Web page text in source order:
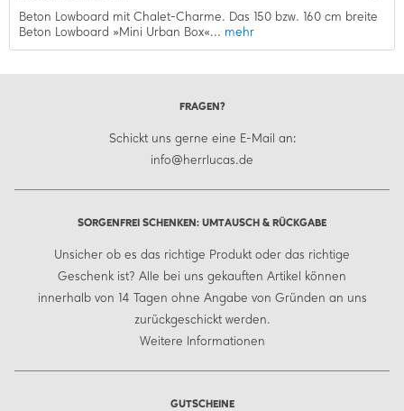
Beton Lowboard mit Chalet-Charme. Das 150 bzw. 160 cm breite
Beton Lowboard »Mini Urban Box«... mehr
FRAGEN?
Schickt uns gerne eine E-Mail an:
info@herrlucas.de
SORGENFREI SCHENKEN: UMTAUSCH & RÜCKGABE
Unsicher ob es das richtige Produkt oder das richtige
Geschenk ist? Alle bei uns gekauften Artikel können
innerhalb von 14 Tagen ohne Angabe von Gründen an uns
zurückgeschickt werden.
Weitere Informationen
GUTSCHEINE